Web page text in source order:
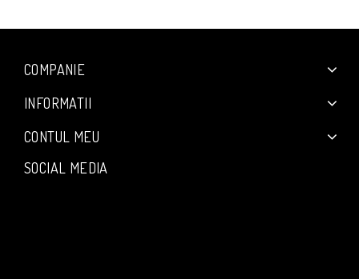
COMPANIE
INFORMATII
CONTUL MEU
SOCIAL MEDIA